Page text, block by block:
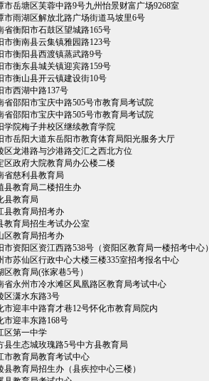
市岳塘区芙蓉中路9号九州怡景财富广场9268室
市雨湖区解放北路广场街道马坡里6号
省衡阳市石鼓区望城路165号
市衡南县云集镇雅园路123号
市衡阳县西渡镇蒸武路9号
市衡东县城关镇迎宾路159号
市衡山县开云镇建设街10号
市西湖中路137号
省邵阳市宝庆中路505号市教育局考试院
省邵阳市宝庆中路505号市教育局考试院
学院梅子井校区继续教育学院
市岳阳大道东岳阳市教育体育局阳光服务大厅
区龙港路与沙港路交汇之西北方位
区政府大院教育局办公楼二楼
省慈利县教育局
县教育局二楼招生办
县教育局
县教育局招考办
教育局招生考试办公室
区教育局招考办
市资阳区资江西路538号（资阳区教育局一楼招考中心）
市苏仙区行政中心大楼三楼335室招考报名中心
区教育局(张家巷5号）
省永州市冷水滩区凤凰路区教育局考试中心
区潇水东路3号
市迎丰中路育才巷12号怀化市教育局院内
市迎丰东路168号
区第一中学
县生态城玫瑰路5号中方县教育局
市教育局教育考试中心
县教育局招生办（县疾控中心三楼）